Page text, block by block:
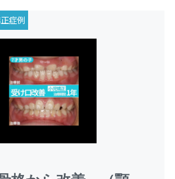
症例